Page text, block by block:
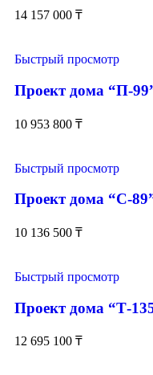
14 157 000 ₸
Быстрый просмотр
Проект дома “П-
10 953 800 ₸
Быстрый просмотр
Проект дома “С-
10 136 500 ₸
Быстрый просмотр
Проект дома “Т-
12 695 100 ₸